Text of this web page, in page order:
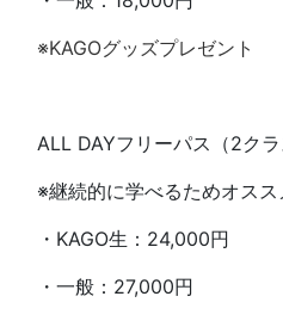
※KAGOグッズプレゼント
ALL DAYフリーパス（2クラ
※継続的に学べるためオスス
・KAGO生：24,000円
・一般：27,000円